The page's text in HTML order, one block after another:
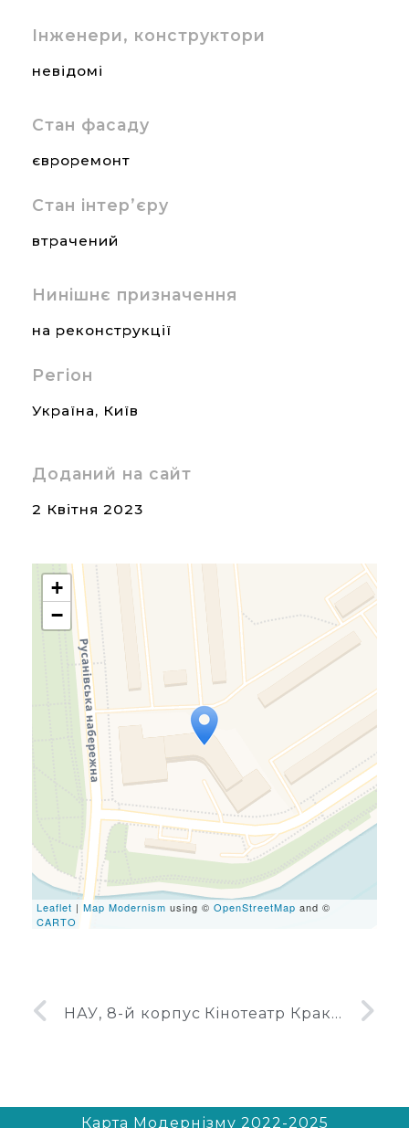
Інженери, конструктори
невідомі
Стан фасаду
євроремонт
Стан інтер’єру
втрачений
Нинішнє призначення
на реконструкції
Регіон
Україна, Київ
Доданий на сайт
2 Квітня 2023
Travelers' Map is loading...
If you see this after your
page is loaded completely,
leafletJS files are missing.
+
−
Leaflet | Map Modernism using © OpenStreetMap and ©
CARTO
НАУ, 8-й корпус Кінотеатр Краків
Карта Модернізму 2022-2025